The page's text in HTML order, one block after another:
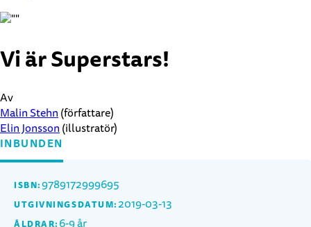
Vi är Superstars!
Av
Malin Stehn (författare)
Elin Jonsson (illustratör)
INBUNDEN
ISBN:9789172999695
UTGIVNINGSDATUM: 2019-03-13
ÅLDRAR: 6-9 år